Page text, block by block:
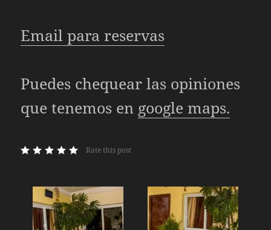
Email para reservas
Puedes chequear las opiniones
que tenemos en google maps.
Rate this post